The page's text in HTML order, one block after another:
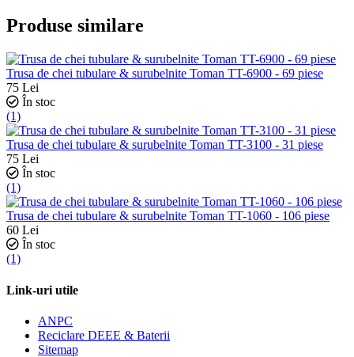
Produse similare
Trusa de chei tubulare & surubelnite Toman TT-6900 - 69 piese
75 Lei
În stoc
(1)
Trusa de chei tubulare & surubelnite Toman TT-3100 - 31 piese
75 Lei
În stoc
(1)
Trusa de chei tubulare & surubelnite Toman TT-1060 - 106 piese
60 Lei
În stoc
(1)
Link-uri utile
ANPC
Reciclare DEEE & Baterii
Sitemap